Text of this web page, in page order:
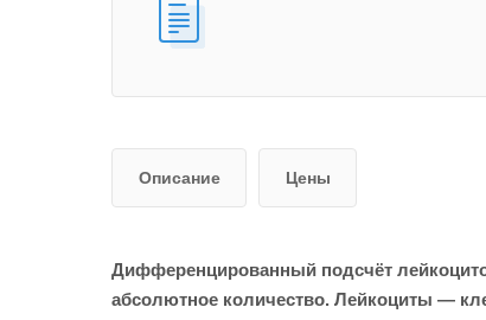
Описание Цены
Дифференцированный подсчёт
абсолютное количество. Лейкоциты —